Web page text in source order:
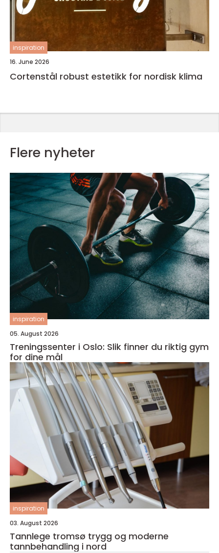
inspiration
16. June 2026
Cortenstål robust estetikk for nordisk klima
Flere nyheter
inspiration
05. August 2026
Treningssenter i Oslo: Slik finner du riktig gym
for dine mål
inspiration
03. August 2026
Tannlege tromsø trygg og moderne
tannbehandling i nord